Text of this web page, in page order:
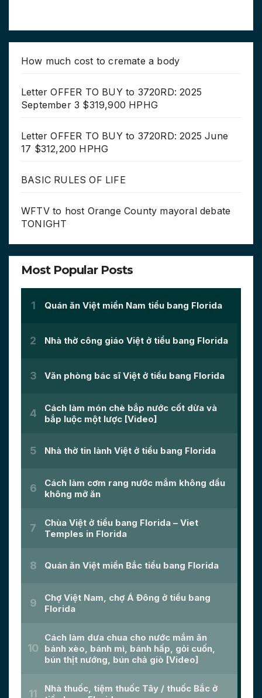
How much cost to cremate a body
Letter OFFER TO BUY to 3720RD: 2025
September 3 $319,900 HPHG
Letter OFFER TO BUY to 3720RD: 2025 June
17 $312,200 HPHG
BASIC RULES OF LIFE
WFTV to host Orange County mayoral debate
TONIGHT
Most Popular Posts